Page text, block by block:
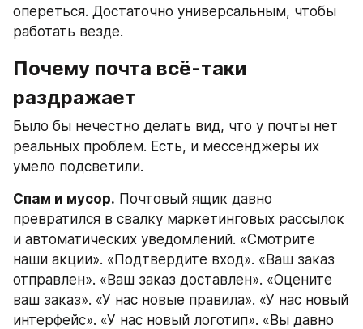
опереться. Достаточно универсальным, чтобы
работать везде.
Почему почта всё-таки
раздражает
Было бы нечестно делать вид, что у почты нет
реальных проблем. Есть, и мессенджеры их
умело подсветили.
Спам и мусор. Почтовый ящик давно
превратился в свалку маркетинговых рассылок
и автоматических уведомлений. «Смотрите
наши акции». «Подтвердите вход». «Ваш заказ
отправлен». «Ваш заказ доставлен». «Оцените
ваш заказ». «У нас новые правила». «У нас новый
интерфейс». «У нас новый логотип». «Вы давно